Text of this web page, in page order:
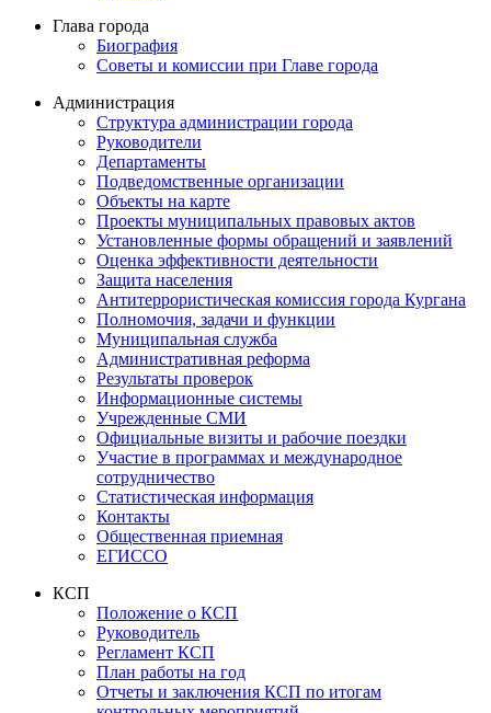
Глава города
Биография
Советы и комиссии при Главе города
Администрация
Структура администрации города
Руководители
Департаменты
Подведомственные организации
Объекты на карте
Проекты муниципальных правовых актов
Установленные формы обращений и заявлений
Оценка эффективности деятельности
Защита населения
Антитеррористическая комиссия города Кургана
Полномочия, задачи и функции
Муниципальная служба
Административная реформа
Результаты проверок
Информационные системы
Учрежденные СМИ
Официальные визиты и рабочие поездки
Участие в программах и международное
сотрудничество
Статистическая информация
Контакты
Общественная приемная
ЕГИССО
КСП
Положение о КСП
Руководитель
Регламент КСП
План работы на год
Отчеты и заключения КСП по итогам